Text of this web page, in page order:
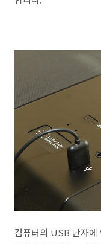
컴퓨터의 USB 단자에